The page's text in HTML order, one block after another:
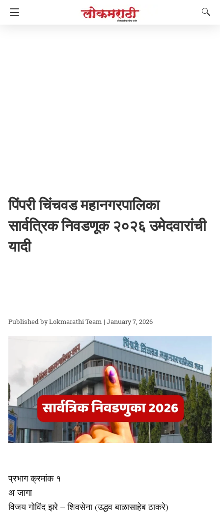
पिंपरी चिंचवड महानगरपालिका
सार्वत्रिक निवडणूक २०२६ उमेदवारांची
यादी
Lokmarathi Team | January 7, 2026
प्रभाग क्रमांक १
अ जागा
विजय गोविंद झरे – शिवसेना (उद्धव बाळासाहेब ठाकरे)